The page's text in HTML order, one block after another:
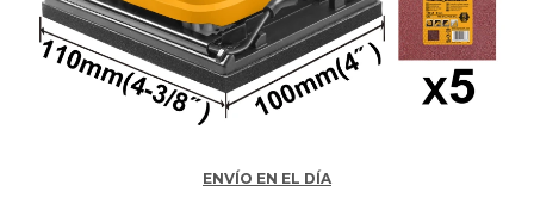
ENVÍO EN EL DÍA
Camping